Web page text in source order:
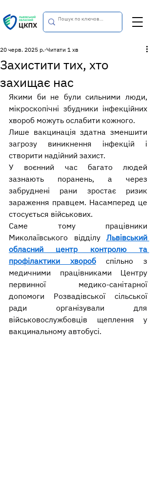
Захистити тих, хто
захищає нас
20 черв. 2025 р. Читати 1 хв
Якими би не були сильними люди,
мікроскопічні збудники інфекційних
хвороб можуть ослабити кожного.
Лише вакцинація здатна зменшити
загрозу виникнення інфекцій і
створити надійний захист.
У воєнний час багато людей
зазнають поранень, а через
забруднені рани зростає ризик
зараження правцем. Насамперед це
стосується військових.
Саме тому працівники
Миколаївського відділу Львівський
обласний центр контролю та
профілактики хвороб спільно з
медичними працівниками Центру
первинної медико-санітарної
допомоги Розвадівської сільської
ради організували для
військовослужбовців щеплення у
вакцинальному автобусі.